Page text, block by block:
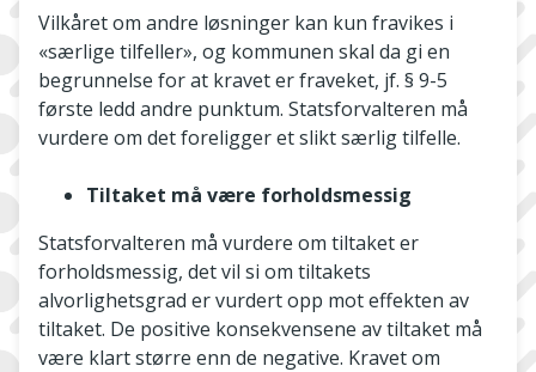
Vilkåret om andre løsninger kan kun fravikes i
«særlige tilfeller», og kommunen skal da gi en
begrunnelse for at kravet er fraveket, jf. § 9-5
første ledd andre punktum. Statsforvalteren må
vurdere om det foreligger et slikt særlig tilfelle.
Tiltaket må være forholdsmessig
Statsforvalteren må vurdere om tiltaket er
forholdsmessig, det vil si om tiltakets
alvorlighetsgrad er vurdert opp mot effekten av
tiltaket. De positive konsekvensene av tiltaket må
være klart større enn de negative. Kravet om